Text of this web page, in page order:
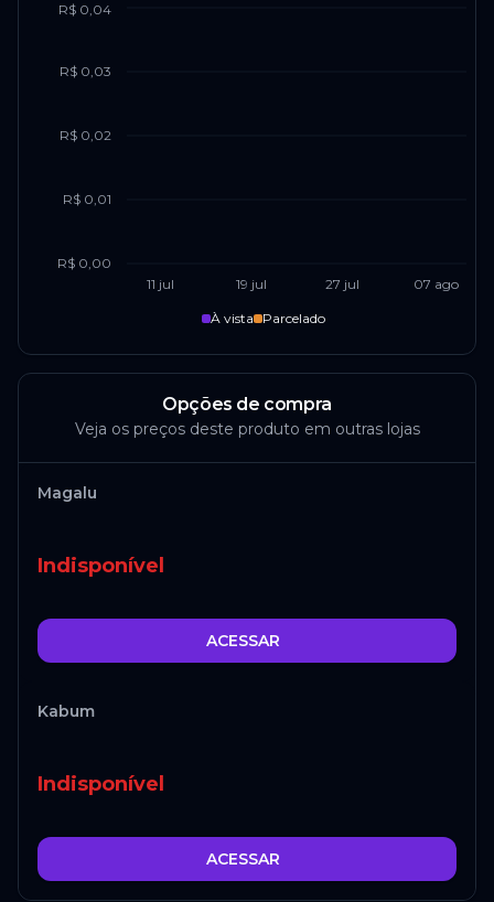
11 jul 19 jul 27 jul 07 ago
R$ 0,00
R$ 0,01
R$ 0,02
R$ 0,03
R$ 0,04
À vista Parcelado
Opções de compra
Veja os preços deste produto em outras lojas
Magalu
Indisponível
ACESSAR
Kabum
Indisponível
ACESSAR